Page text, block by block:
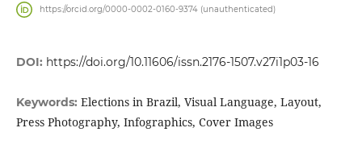
https://orcid.org/0000-0002-0160-9374 (unauthenticated)
DOI: https://doi.org/10.11606/issn.2176-1507.v27i1p03-16
Keywords: Elections in Brazil, Visual Language, Layout,
Press Photography, Infographics, Cover Images